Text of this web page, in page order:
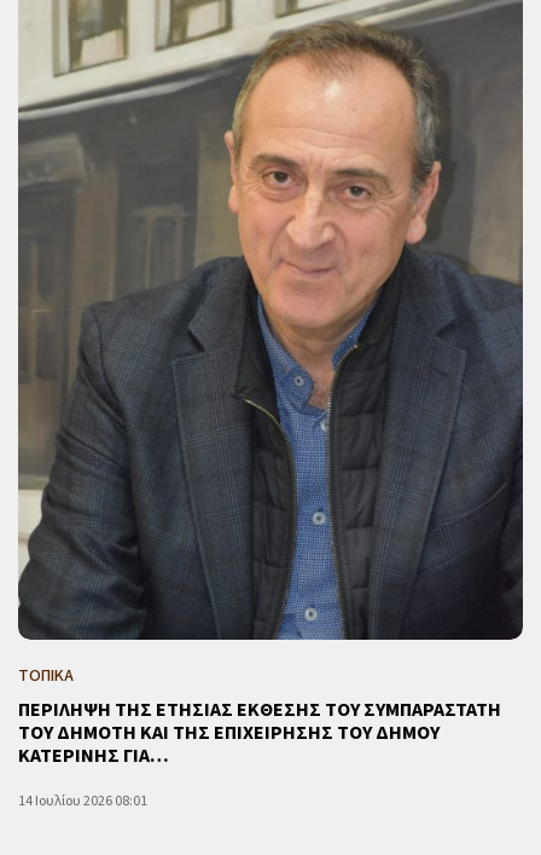
ΤΟΠΙΚΑ
ΠΕΡΙΛΗΨΗ ΤΗΣ ΕΤΗΣΙΑΣ ΕΚΘΕΣΗΣ ΤΟΥ ΣΥΜΠΑΡΑΣΤΑΤΗ
ΤΟΥ ΔΗΜΟΤΗ ΚΑΙ ΤΗΣ ΕΠΙΧΕΙΡΗΣΗΣ ΤΟΥ ΔΗΜΟΥ
ΚΑΤΕΡΙΝΗΣ ΓΙΑ…
14 Ιουλίου 2026 08:01